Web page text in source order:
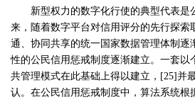
新型权力的数字化行使的典型代表是
来，随着数字平台对信用评分的先行探索
通、协同共享的统一国家数据管理体制逐
性的公民信用惩戒制度逐渐建立。一套以
共管理模式在此基础上得以建立，[25]并
认。在公民信用惩戒制度中，算法系统根